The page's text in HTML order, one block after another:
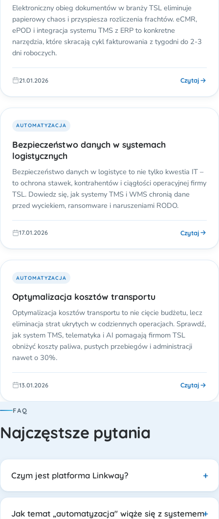
Elektroniczny obieg dokumentów w branży TSL eliminuje
papierowy chaos i przyspiesza rozliczenia frachtów. eCMR,
ePOD i integracja systemu TMS z ERP to konkretne
narzędzia, które skracają cykl fakturowania z tygodni do 2-3
dni roboczych.
21.01.2026 Czytaj
AUTOMATYZACJA
Bezpieczeństwo danych w systemach
logistycznych
Bezpieczeństwo danych w logistyce to nie tylko kwestia IT –
to ochrona stawek, kontrahentów i ciągłości operacyjnej firmy
TSL. Dowiedz się, jak systemy TMS i WMS chronią dane
przed wyciekiem, ransomware i naruszeniami RODO.
17.01.2026 Czytaj
AUTOMATYZACJA
Optymalizacja kosztów transportu
Optymalizacja kosztów transportu to nie cięcie budżetu, lecz
eliminacja strat ukrytych w codziennych operacjach. Sprawdź,
jak system TMS, telematyka i AI pomagają firmom TSL
obniżyć koszty paliwa, pustych przebiegów i administracji
nawet o 30%.
13.01.2026 Czytaj
FAQ
Najczęstsze pytania
Czym jest platforma Linkway?
Jak temat „automatyzacja" wiąże się z systemem